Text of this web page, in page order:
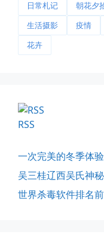
影子是我的情人
日常札记 朝花夕
生活摄影 疫情
花卉
RSS
一次完美的冬季体验
吴三桂辽西吴氏神
世界杀毒软件排名